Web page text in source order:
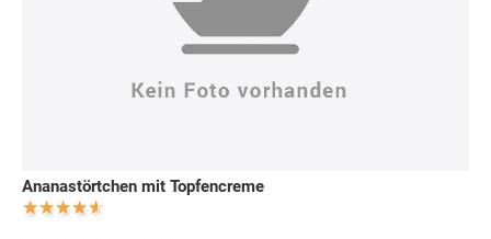
Ananastörtchen mit Topfencreme